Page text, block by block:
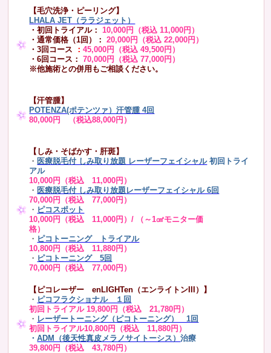
【毛穴洗浄・ピーリング】
LHALA JET（ララジェット）
・初回トライアル：10,000円（税込 11,000円）
・通常価格（1回）：
20,000円（税込 22,000円）
・3回コース ：45,000円（税込 49,500円）
・6回コース：
70,000円（税込 77,000円）
※他施術との併用もご相談ください。
【汗管腫】
POTENZA(ポテンツァ）汗管腫 4回
80,000円 （税込88,000円）
【しみ・そばかす・肝斑】
・ 医療脱毛付 しみ取り放題 レーザーフェイシャル 初回トライ
アル
10,000円（税込 11,000円）
・ 医療脱毛付 しみ取り放題レーザーフェイシャル 6回
70,000円（税込 77,000円）
・ ピコスポット
10,000円（税込 11,000円）/ （～1㎠モニター価
格）
・ ピコトーニング トライアル
10,800円（税込 11,880円）
・ ピコトーニング 5回
70,000円（税込 77,000円）
【ピコレーザー enLIGHTen（エンライトンIII）】
・ ピコフラクショナル １回
初回トライアル 19,800円（税込 21,780円）
・ レーザートーニング（ピコトーニング） 1回
初回トライアル10,800円（税込 11,880円）
・ADM（後天性真皮メラノサイトーシス）治療
39,800円（税込 43,780円）